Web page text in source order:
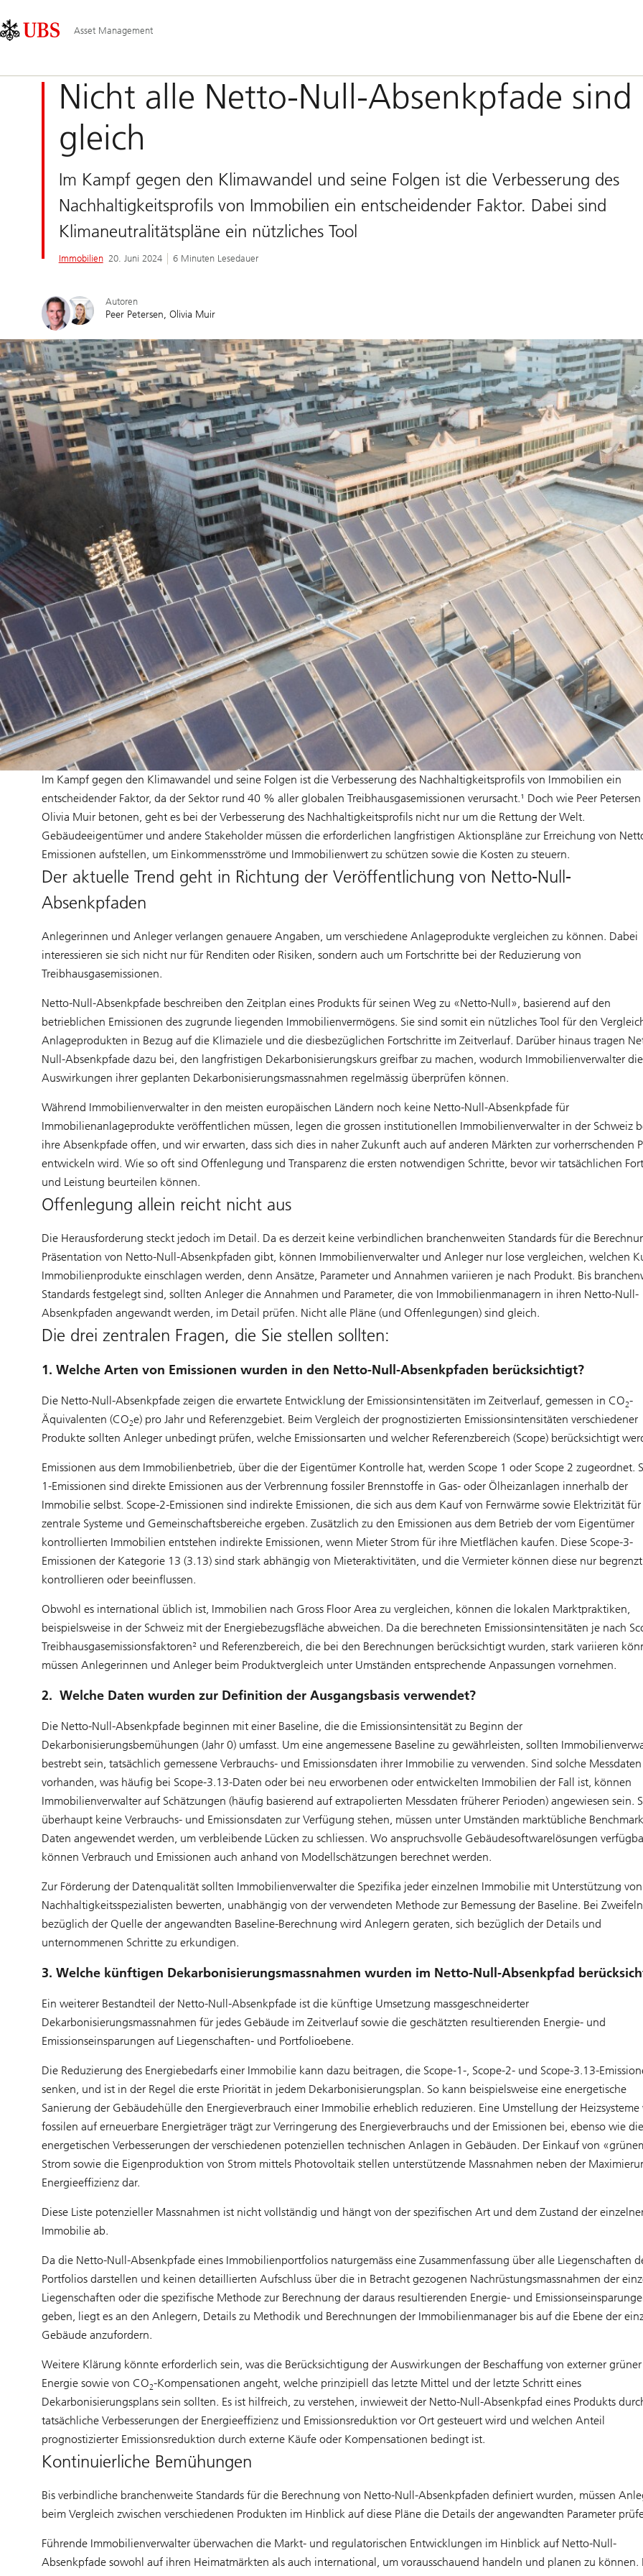
Area
Asset Management
Nicht alle Netto-Null-Absenkpfade sind
gleich
Im Kampf gegen den Klimawandel und seine Folgen ist die Verbesserung des
Nachhaltigkeitsprofils von Immobilien ein entscheidender Faktor. Dabei sind
Klimaneutralitätspläne ein nützliches Tool
Immobilien 20. Juni 2024 6 Minuten Lesedauer
Autoren
Peer Petersen Olivia Muir
Im Kampf gegen den Klimawandel und seine Folgen ist die Verbesserung des Nachhaltigkeitsprofils von Immobilien ein
entscheidender Faktor, da der Sektor rund 40 % aller globalen Treibhausgasemissionen verursacht.¹ Doch wie Peer
Olivia Muir betonen, geht es bei der Verbesserung des Nachhaltigkeitsprofils nicht nur um die Rettung der Welt.
Gebäudeeigentümer und andere Stakeholder müssen die erforderlichen langfristigen Aktionspläne zur Erreichung von
Emissionen aufstellen, um Einkommensströme und Immobilienwert zu schützen sowie die Kosten zu steuern.
Der aktuelle Trend geht in Richtung der Veröffentlichung von Netto-Null-
Absenkpfaden
Anlegerinnen und Anleger verlangen genauere Angaben, um verschiedene Anlageprodukte vergleichen zu können. Dabei
interessieren sie sich nicht nur für Renditen oder Risiken, sondern auch um Fortschritte bei der Reduzierung von
Treibhausgasemissionen.
Netto-Null-Absenkpfade beschreiben den Zeitplan eines Produkts für seinen Weg zu «Netto-Null», basierend auf den
betrieblichen Emissionen des zugrunde liegenden Immobilienvermögens. Sie sind somit ein nützliches Tool für den
Anlageprodukten in Bezug auf die Klimaziele und die diesbezüglichen Fortschritte im Zeitverlauf. Darüber hinaus tragen
Null-Absenkpfade dazu bei, den langfristigen Dekarbonisierungskurs greifbar zu machen, wodurch Immobilienverwalter die
Auswirkungen ihrer geplanten Dekarbonisierungsmassnahmen regelmässig überprüfen können.
Während Immobilienverwalter in den meisten europäischen Ländern noch keine Netto-Null-Absenkpfade für
Immobilienanlageprodukte veröffentlichen müssen, legen die grossen institutionellen Immobilienverwalter in der Schweiz
ihre Absenkpfade offen, und wir erwarten, dass sich dies in naher Zukunft auch auf anderen Märkten zur vorherrschenden
entwickeln wird. Wie so oft sind Offenlegung und Transparenz die ersten notwendigen Schritte, bevor wir tatsächlichen
und Leistung beurteilen können.
Offenlegung allein reicht nicht aus
Die Herausforderung steckt jedoch im Detail. Da es derzeit keine verbindlichen branchenweiten Standards für die
Präsentation von Netto-Null-Absenkpfaden gibt, können Immobilienverwalter und Anleger nur lose vergleichen, welchen
Immobilienprodukte einschlagen werden, denn Ansätze, Parameter und Annahmen variieren je nach Produkt. Bis
Standards festgelegt sind, sollten Anleger die Annahmen und Parameter, die von Immobilienmanagern in ihren Netto-Null-
Absenkpfaden angewandt werden, im Detail prüfen. Nicht alle Pläne (und Offenlegungen) sind gleich.
Die drei zentralen Fragen, die Sie stellen sollten:
1. Welche Arten von Emissionen wurden in den Netto-Null-Absenkpfaden berücksichtigt?
Die Netto-Null-Absenkpfade zeigen die erwartete Entwicklung der Emissionsintensitäten im Zeitverlauf, gemessen in CO2-
Äquivalenten (CO2e) pro Jahr und Referenzgebiet. Beim Vergleich der prognostizierten Emissionsintensitäten verschiedener
Produkte sollten Anleger unbedingt prüfen, welche Emissionsarten und welcher Referenzbereich (Scope) berücksichtigt
Emissionen aus dem Immobilienbetrieb, über die der Eigentümer Kontrolle hat, werden Scope 1 oder Scope 2 zugeordnet.
1-Emissionen sind direkte Emissionen aus der Verbrennung fossiler Brennstoffe in Gas- oder Ölheizanlagen innerhalb der
Immobilie selbst. Scope-2-Emissionen sind indirekte Emissionen, die sich aus dem Kauf von Fernwärme sowie Elektrizität für
zentrale Systeme und Gemeinschaftsbereiche ergeben. Zusätzlich zu den Emissionen aus dem Betrieb der vom Eigentümer
kontrollierten Immobilien entstehen indirekte Emissionen, wenn Mieter Strom für ihre Mietflächen kaufen. Diese Scope-3-
Emissionen der Kategorie 13 (3.13) sind stark abhängig von Mieteraktivitäten, und die Vermieter können diese nur begrenzt
kontrollieren oder beeinflussen.
Obwohl es international üblich ist, Immobilien nach Gross Floor Area zu vergleichen, können die lokalen Marktpraktiken,
beispielsweise in der Schweiz mit der Energiebezugsfläche abweichen. Da die berechneten Emissionsintensitäten je nach
Treibhausgasemissionsfaktoren² und Referenzbereich, die bei den Berechnungen berücksichtigt wurden, stark variieren
müssen Anlegerinnen und Anleger beim Produktvergleich unter Umständen entsprechende Anpassungen vornehmen.
2. Welche Daten wurden zur Definition der Ausgangsbasis verwendet?
Die Netto-Null-Absenkpfade beginnen mit einer Baseline, die die Emissionsintensität zu Beginn der
Dekarbonisierungsbemühungen (Jahr 0) umfasst. Um eine angemessene Baseline zu gewährleisten, sollten
bestrebt sein, tatsächlich gemessene Verbrauchs- und Emissionsdaten ihrer Immobilie zu verwenden. Sind solche
vorhanden, was häufig bei Scope-3.13-Daten oder bei neu erworbenen oder entwickelten Immobilien der Fall ist, können
Immobilienverwalter auf Schätzungen (häufig basierend auf extrapolierten Messdaten früherer Perioden) angewiesen sein.
überhaupt keine Verbrauchs- und Emissionsdaten zur Verfügung stehen, müssen unter Umständen marktübliche
Daten angewendet werden, um verbleibende Lücken zu schliessen. Wo anspruchsvolle Gebäudesoftwarelösungen
können Verbrauch und Emissionen auch anhand von Modellschätzungen berechnet werden.
Zur Förderung der Datenqualität sollten Immobilienverwalter die Spezifika jeder einzelnen Immobilie mit Unterstützung von
Nachhaltigkeitsspezialisten bewerten, unabhängig von der verwendeten Methode zur Bemessung der Baseline. Bei Zweifeln
bezüglich der Quelle der angewandten Baseline-Berechnung wird Anlegern geraten, sich bezüglich der Details und
unternommenen Schritte zu erkundigen.
3. Welche künftigen Dekarbonisierungsmassnahmen wurden im Netto-Null-Absenkpfad
Ein weiterer Bestandteil der Netto-Null-Absenkpfade ist die künftige Umsetzung massgeschneiderter
Dekarbonisierungsmassnahmen für jedes Gebäude im Zeitverlauf sowie die geschätzten resultierenden Energie- und
Emissionseinsparungen auf Liegenschaften- und Portfolioebene.
Die Reduzierung des Energiebedarfs einer Immobilie kann dazu beitragen, die Scope-1-, Scope-2- und Scope-3.13-
senken, und ist in der Regel die erste Priorität in jedem Dekarbonisierungsplan. So kann beispielsweise eine energetische
Sanierung der Gebäudehülle den Energieverbrauch einer Immobilie erheblich reduzieren. Eine Umstellung der Heizsysteme
fossilen auf erneuerbare Energieträger trägt zur Verringerung des Energieverbrauchs und der Emissionen bei, ebenso wie die
energetischen Verbesserungen der verschiedenen potenziellen technischen Anlagen in Gebäuden. Der Einkauf von
Strom sowie die Eigenproduktion von Strom mittels Photovoltaik stellen unterstützende Massnahmen neben der
Energieeffizienz dar.
Diese Liste potenzieller Massnahmen ist nicht vollständig und hängt von der spezifischen Art und dem Zustand der
Immobilie ab.
Da die Netto-Null-Absenkpfade eines Immobilienportfolios naturgemäss eine Zusammenfassung über alle Liegenschaften
Portfolios darstellen und keinen detaillierten Aufschluss über die in Betracht gezogenen Nachrüstungsmassnahmen der
Liegenschaften oder die spezifische Methode zur Berechnung der daraus resultierenden Energie- und
geben, liegt es an den Anlegern, Details zu Methodik und Berechnungen der Immobilienmanager bis auf die Ebene der
Gebäude anzufordern.
Weitere Klärung könnte erforderlich sein, was die Berücksichtigung der Auswirkungen der Beschaffung von externer grüner
Energie sowie von CO2-Kompensationen angeht, welche prinzipiell das letzte Mittel und der letzte Schritt eines
Dekarbonisierungsplans sein sollten. Es ist hilfreich, zu verstehen, inwieweit der Netto-Null-Absenkpfad eines Produkts
tatsächliche Verbesserungen der Energieeffizienz und Emissionsreduktion vor Ort gesteuert wird und welchen Anteil
prognostizierter Emissionsreduktion durch externe Käufe oder Kompensationen bedingt ist.
Kontinuierliche Bemühungen
Bis verbindliche branchenweite Standards für die Berechnung von Netto-Null-Absenkpfaden definiert wurden, müssen
beim Vergleich zwischen verschiedenen Produkten im Hinblick auf diese Pläne die Details der angewandten Parameter
Führende Immobilienverwalter überwachen die Markt- und regulatorischen Entwicklungen im Hinblick auf Netto-Null-
Absenkpfade sowohl auf ihren Heimatmärkten als auch international, um vorausschauend handeln und planen zu können.